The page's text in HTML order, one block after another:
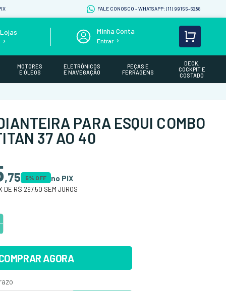
FALE CONOSCO - WHATSAPP: (11) 99155-6288
Entrar
MOTORES
E ÓLEOS
ELETRÔNICOS
E NAVEGAÇÃO
PEÇAS E
FERRAGENS
DECK,
COCKPIT E
COSTADO
PARA ESQUI COMBO
37 AO 40
,75 5% OFF no PIX
DE R$ 297,50 SEM JUROS
AGORA